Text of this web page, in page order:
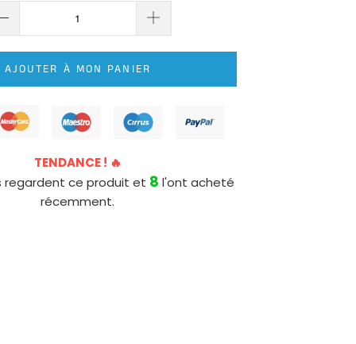
AJOUTER À MON PANIER
TENDANCE ! 🔥
regardent ce produit et 8 l'ont acheté
récemment.